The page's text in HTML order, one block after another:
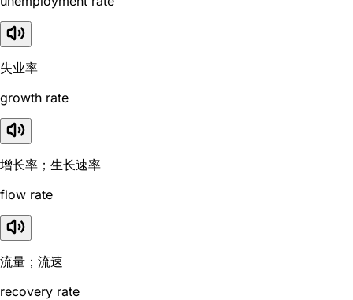
失业率
growth rate
增长率；生长速率
flow rate
流量；流速
recovery rate